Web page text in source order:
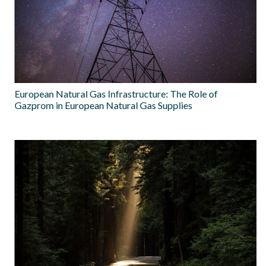
European Natural Gas Infrastructure: The Role of
Gazprom in European Natural Gas Supplies